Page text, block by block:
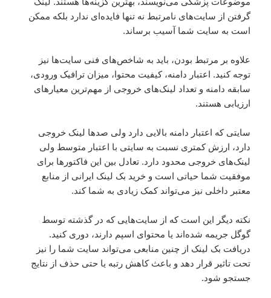
گرفتن از سایت‌های نامرتبط نه تنها فایده‌ای ندارد بلکه ممکن
است به سایت شما آسیب برساند.
علاوه بر مرتبط بودن، باید به شاخص‌های فنی سایت‌ها نیز
توجه کنید. اعتبار دامنه، کیفیت محتوا، میزان ترافیک ورودی،
سابقه دامنه و تعداد لینک‌های خروجی از مهم‌ترین معیارهای
ارزیابی هستند.
سایتی که اعتبار دامنه بالایی دارد ولی صدها لینک خروجی
دارد، ارزش کمتری نسبت به سایتی با اعتبار متوسط ولی
لینک‌های خروجی محدود دارد. تعادل بین این فاکتورها برای
موفقیت شما حیاتی است و خرید بک لینک ایرانی از منابع
معتبر داخلی نیز می‌تواند کمک زیادی به شما کند.
نکته دیگر این است که از سایت‌هایی که در گذشته توسط
گوگل جریمه شده‌اند یا محتوای اسپم دارند، دوری کنید.
دریافت بک لینک از چنین منابعی می‌تواند سایت شما را نیز
تحت تاثیر قرار دهد و باعث کاهش رتبه یا حتی حذف از نتایج
جستجو شود.